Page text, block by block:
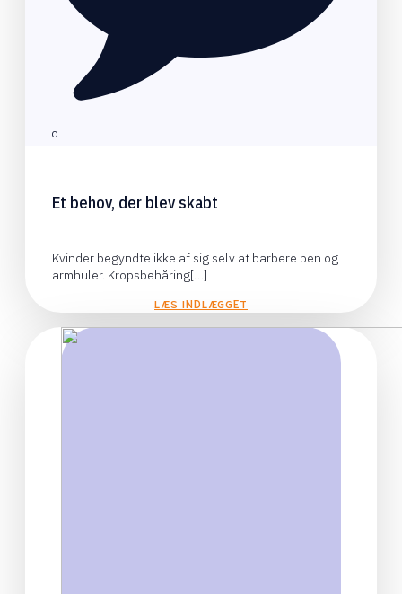
0
Et behov, der blev skabt
Kvinder begyndte ikke af sig selv at barbere ben og
armhuler. Kropsbehåring[…]
LÆS INDLÆGGET